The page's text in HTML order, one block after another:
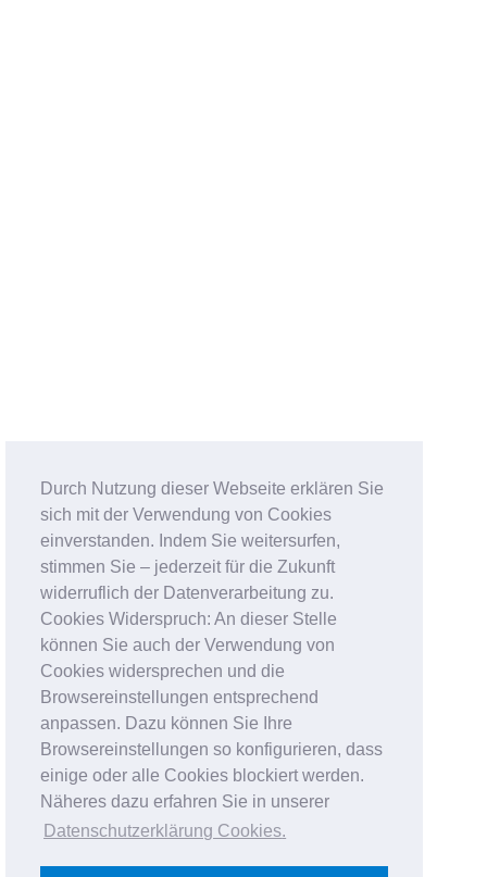
Durch Nutzung dieser Webseite erklären Sie
sich mit der Verwendung von Cookies
einverstanden. Indem Sie weitersurfen,
stimmen Sie – jederzeit für die Zukunft
widerruflich der Datenverarbeitung zu.
Cookies Widerspruch: An dieser Stelle
können Sie auch der Verwendung von
Cookies widersprechen und die
Browsereinstellungen entsprechend
anpassen. Dazu können Sie Ihre
Browsereinstellungen so konfigurieren, dass
einige oder alle Cookies blockiert werden.
Näheres dazu erfahren Sie in unserer
Datenschutzerklärung Cookies.